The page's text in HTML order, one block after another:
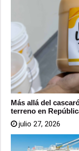
Más allá del
terreno en
julio 27, 2026